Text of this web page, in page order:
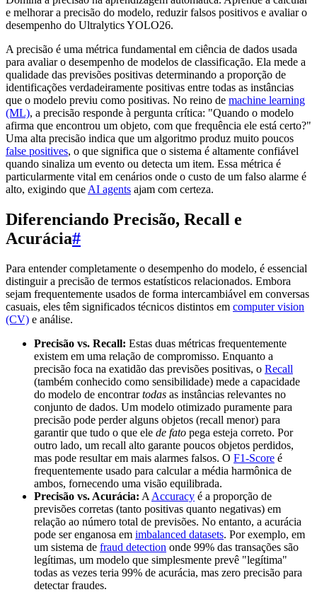
e melhorar a precisão do modelo, reduzir falsos positivos e avaliar o
desempenho do Ultralytics YOLO26.
A precisão é uma métrica fundamental em ciência de dados usada
para avaliar o desempenho de modelos de classificação. Ela mede a
qualidade das previsões positivas determinando a proporção de
identificações verdadeiramente positivas entre todas as instâncias
que o modelo previu como positivas. No reino de machine learning
(ML), a precisão responde à pergunta crítica: "Quando o modelo
afirma que encontrou um objeto, com que frequência ele está certo?"
Uma alta precisão indica que um algoritmo produz muito poucos
false positives, o que significa que o sistema é altamente confiável
quando sinaliza um evento ou detecta um item. Essa métrica é
particularmente vital em cenários onde o custo de um falso alarme é
alto, exigindo que AI agents ajam com certeza.
Diferenciando Precisão, Recall e
Acurácia#
Para entender completamente o desempenho do modelo, é essencial
distinguir a precisão de termos estatísticos relacionados. Embora
sejam frequentemente usados de forma intercambiável em conversas
casuais, eles têm significados técnicos distintos em computer vision
(CV) e análise.
Precisão vs. Recall: Estas duas métricas frequentemente
existem em uma relação de compromisso. Enquanto a
precisão foca na exatidão das previsões positivas, o Recall
(também conhecido como sensibilidade) mede a capacidade
do modelo de encontrartodas as instâncias relevantes no
conjunto de dados. Um modelo otimizado puramente para
precisão pode perder alguns objetos (recall menor) para
garantir que tudo o que ele de fato pega esteja correto. Por
outro lado, um recall alto garante poucos objetos perdidos,
mas pode resultar em mais alarmes falsos. O F1-Score é
frequentemente usado para calcular a média harmônica de
ambos, fornecendo uma visão equilibrada.
Precisão vs. Acurácia: A Accuracy é a proporção de
previsões corretas (tanto positivas quanto negativas) em
relação ao número total de previsões. No entanto, a acurácia
pode ser enganosa em imbalanced datasets. Por exemplo, em
um sistema de fraud detection onde 99% das transações são
legítimas, um modelo que simplesmente prevê "legítima"
todas as vezes teria 99% de acurácia, mas zero precisão para
detectar fraudes.